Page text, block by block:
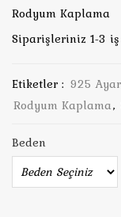
Rodyum Kaplama
Siparişleriniz 1-3
Etiketler : 925 Ayar
Rodyum Kaplama,
Beden